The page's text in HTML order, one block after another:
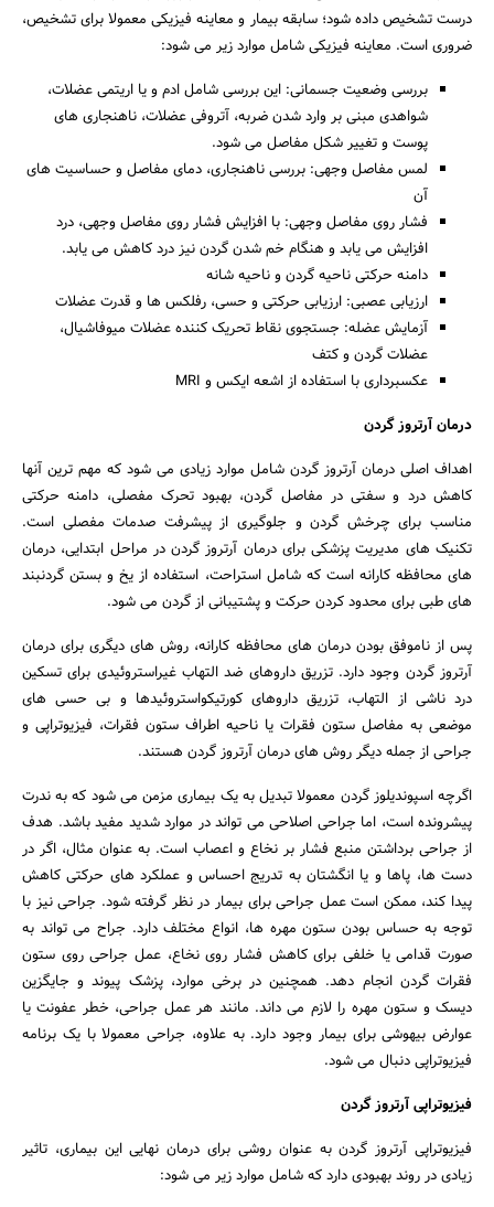
درست تشخیص داده شود؛ سابقه بیمار و معاینه فیزیکی معمولا برای تشخیص،
ضروری است. معاینه فیزیکی شامل موارد زیر می شود:
بررسی وضعیت جسمانی: این بررسی شامل ادم و یا اریتمی عضلات،
شواهدی مبنی بر وارد شدن ضربه، آتروفی عضلات، ناهنجاری های
پوست و تغییر شکل مفاصل می شود.
لمس مفاصل وجهی: بررسی ناهنجاری، دمای مفاصل و حساسیت های
آن
فشار روی مفاصل وجهی: با افزایش فشار روی مفاصل وجهی، درد
افزایش می یابد و هنگام خم شدن گردن نیز درد کاهش می یابد.
دامنه حرکتی ناحیه گردن و ناحیه شانه
ارزیابی عصبی: ارزیابی حرکتی و حسی، رفلکس ها و قدرت عضلات
آزمایش عضله: جستجوی نقاط تحریک کننده عضلات میوفاشیال،
عضلات گردن و کتف
عکسبرداری با استفاده از اشعه ایکس و MRI
درمان آرتروز گردن
اهداف اصلی درمان آرتروز گردن شامل موارد زیادی می شود که مهم ترین آنها
کاهش درد و سفتی در مفاصل گردن، بهبود تحرک مفصلی، دامنه حرکتی
مناسب برای چرخش گردن و جلوگیری از پیشرفت صدمات مفصلی است.
تکنیک های مدیریت پزشکی برای درمان آرتروز گردن در مراحل ابتدایی، درمان
های محافظه کارانه است که شامل استراحت، استفاده از یخ و بستن گردنبند
های طبی برای محدود کردن حرکت و پشتیبانی از گردن می شود.
پس از ناموفق بودن درمان های محافظه کارانه، روش های دیگری برای درمان
آرتروز گردن وجود دارد. تزریق داروهای ضد التهاب غیراستروئیدی برای تسکین
درد ناشی از التهاب، تزریق داروهای کورتیکواستروئیدها و بی حسی های
موضعی به مفاصل ستون فقرات یا ناحیه اطراف ستون فقرات، فیزیوتراپی و
جراحی از جمله دیگر روش های درمان آرتروز گردن هستند.
اگرچه اسپوندیلوز گردن معمولا تبدیل به یک بیماری مزمن می شود که به ندرت
پیشرونده است، اما جراحی اصلاحی می تواند در موارد شدید مفید باشد. هدف
از جراحی برداشتن منبع فشار بر نخاع و اعصاب است. به عنوان مثال، اگر در
دست ها، پاها و یا انگشتان به تدریج احساس و عملکرد های حرکتی کاهش
پیدا کند، ممکن است عمل جراحی برای بیمار در نظر گرفته شود. جراحی نیز با
توجه به حساس بودن ستون مهره ها، انواع مختلف دارد. جراح می تواند به
صورت قدامی یا خلفی برای کاهش فشار روی نخاع، عمل جراحی روی ستون
فقرات گردن انجام دهد. همچنین در برخی موارد، پزشک پیوند و جایگزین
دیسک و ستون مهره را لازم می داند. مانند هر عمل جراحی، خطر عفونت یا
عوارض بیهوشی برای بیمار وجود دارد. به علاوه، جراحی معمولا با یک برنامه
فیزیوتراپی دنبال می شود.
فیزیوتراپی آرتروز گردن
فیزیوتراپی آرتروز گردن به عنوان روشی برای درمان نهایی این بیماری، تاثیر
زیادی در روند بهبودی دارد که شامل موارد زیر می شود: